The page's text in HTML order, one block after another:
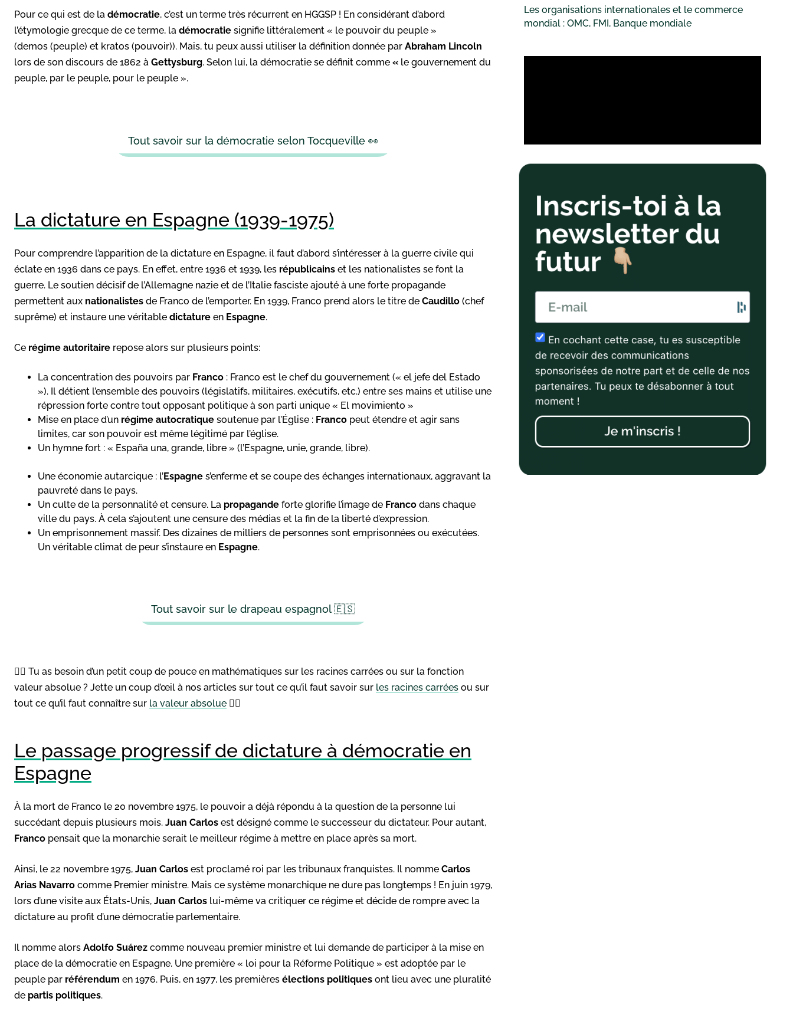
Pour ce qui est de la démocratie, c’est un terme très récurrent en HGGSP ! En considérant d’abord
l’étymologie grecque de ce terme, la démocratie signifie littéralement « le pouvoir du peuple »
(demos (peuple) et kratos (pouvoir)). Mais, tu peux aussi utiliser la définition donnée par Abraham Lincoln
lors de son discours de 1862 à Gettysburg. Selon lui, la démocratie se définit comme « le gouvernement du
peuple, par le peuple, pour le peuple ».
Tout savoir sur la démocratie selon Tocqueville 👀
La dictature en Espagne (1939-1975)
Pour comprendre l’apparition de la dictature en Espagne, il faut d’abord s’intéresser à la guerre civile qui
éclate en 1936 dans ce pays. En effet, entre 1936 et 1939, les républicains et les nationalistes se font la
guerre. Le soutien décisif de l’Allemagne nazie et de l’Italie fasciste ajouté à une forte propagande
permettent aux nationalistes de Franco de l’emporter. En 1939, Franco prend alors le titre de Caudillo (chef
suprême) et instaure une véritable dictature en Espagne.
Ce régime autoritaire repose alors sur plusieurs points:
La concentration des pouvoirs par Franco : Franco est le chef du gouvernement (« el jefe del Estado
»). Il détient l’ensemble des pouvoirs (législatifs, militaires, exécutifs, etc.) entre ses mains et utilise une
répression forte contre tout opposant politique à son parti unique « El movimiento »
Mise en place d’un régime autocratique soutenue par l’Église : Franco peut étendre et agir sans
limites, car son pouvoir est même légitimé par l’église.
Un hymne fort : « España una, grande, libre » (l’Espagne, unie, grande, libre).
Une économie autarcique : l’Espagne s’enferme et se coupe des échanges internationaux, aggravant la
pauvreté dans le pays.
Un culte de la personnalité et censure. La propagande forte glorifie l’image de Franco dans chaque
ville du pays. À cela s’ajoutent une censure des médias et la fin de la liberté d’expression.
Un emprisonnement massif. Des dizaines de milliers de personnes sont emprisonnées ou exécutées.
Un véritable climat de peur s’instaure en Espagne.
Tout savoir sur le drapeau espagnol 🇪🇸
👉🏻 Tu as besoin d’un petit coup de pouce en mathématiques sur les racines carrées ou sur la fonction
valeur absolue ? Jette un coup d’œil à nos articles sur tout ce qu’il faut savoir sur les racines carrées ou sur
tout ce qu’il faut connaître sur la valeur absolue 👈🏻
Le passage progressif de dictature à démocratie en
Espagne
À la mort de Franco le 20 novembre 1975, le pouvoir a déjà répondu à la question de la personne lui
succédant depuis plusieurs mois. Juan Carlos est désigné comme le successeur du dictateur. Pour autant,
Franco pensait que la monarchie serait le meilleur régime à mettre en place après sa mort.
Ainsi, le 22 novembre 1975, Juan Carlos est proclamé roi par les tribunaux franquistes. Il nomme Carlos
Arias Navarro comme Premier ministre. Mais ce système monarchique ne dure pas longtemps ! En juin 1979,
lors d’une visite aux États-Unis, Juan Carlos lui-même va critiquer ce régime et décide de rompre avec la
dictature au profit d’une démocratie parlementaire.
Il nomme alors Adolfo Suárez comme nouveau premier ministre et lui demande de participer à la mise en
place de la démocratie en Espagne. Une première « loi pour la Réforme Politique » est adoptée par le
peuple par référendum en 1976. Puis, en 1977, les premières élections politiques ont lieu avec une pluralité
de partis politiques.
Les organisations internationales et le commerce
mondial : OMC, FMI, Banque mondiale